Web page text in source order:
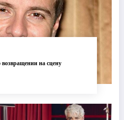
на сцену